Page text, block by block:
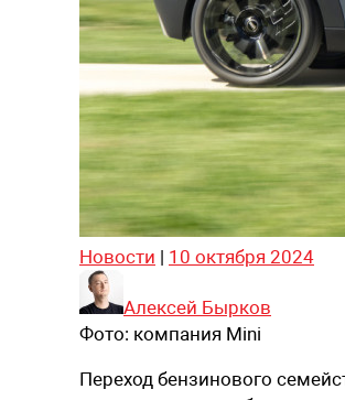
Новости | 10 октября 2024
Алексей Бырков
Фото: компания Mini
Переход бензинового